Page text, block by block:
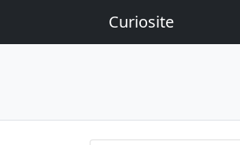
Curiosite